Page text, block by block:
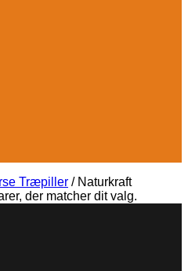
Træpiller /Naturkraft
der matcher dit valg.